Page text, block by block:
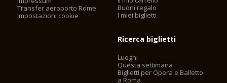
Transfer aeroporto Rome
Impostazioni cookie
Buoni regalo
I miei biglietti
Ricerca biglietti
Luoghi
Questa settimana
Biglietti per Opera e Balletto
a Roma